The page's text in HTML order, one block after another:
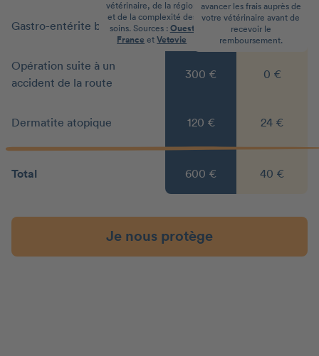
vétérinaire, de la région
et de la complexité des
soins. Sources : Ouest
France etVetovie
avancer les frais auprès de
votre vétérinaire avant de
recevoir le
remboursement.
Gastro-entérite bénigne 80 € 16 €
Opération suite à un
accident de la route
300 € 0 €
Dermatite atopique 120 € 24 €
Total 600 € 40 €
Je nous protège